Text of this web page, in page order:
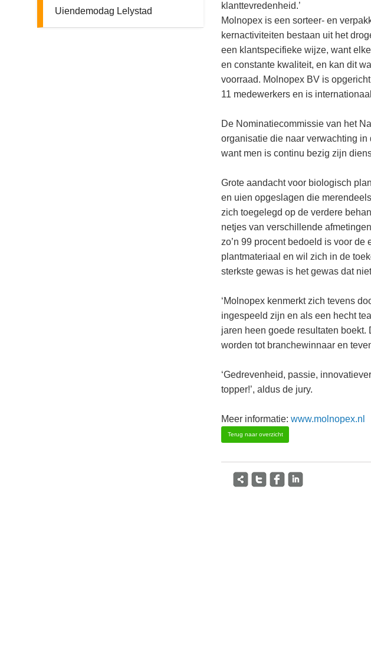
Uiendemodag Lelystad
klanttevredenheid.’
Molnopex is een sorteer- en
kernactiviteiten bestaan uit het
een klantspecifieke wijze, want
en constante kwaliteit, en kan dit
voorraad. Molnopex BV is
11 medewerkers en is
De Nominatiecommissie van het
organisatie die naar verwachting in
want men is continu bezig zijn
Grote aandacht voor biologisch
en uien opgeslagen die
zich toegelegd op de verdere
netjes van verschillende
zo’n 99 procent bedoeld is voor
plantmateriaal en wil zich in de
sterkste gewas is het gewas dat
‘Molnopex kenmerkt zich tevens
ingespeeld zijn en als een hecht
jaren heen goede resultaten
worden tot branchewinnaar en
‘Gedrevenheid, passie,
topper!’, aldus de jury.
Meer informatie: www.molnopex.nl
Terug naar overzicht